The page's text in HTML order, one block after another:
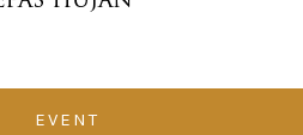
EVENT